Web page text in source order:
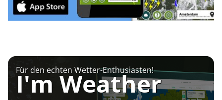
Für den echten Wetter-Enthusiasten!
I'm Weather